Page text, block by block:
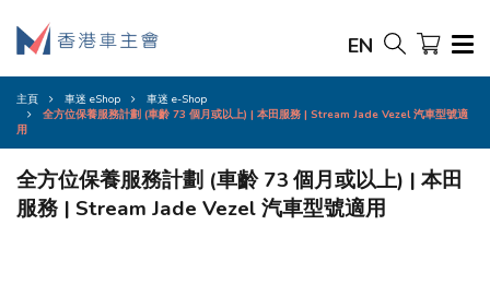
EN
主頁 車迷 eShop
車迷 e-Shop
全方位保養服務計劃 (車齡 73 個月或以上) | 本田服務 | Stream Jade Vezel 汽車型號適
用
全方位保養服務計劃 (車齡 73 個月或以上) | 本田
服務 | Stream Jade Vezel 汽車型號適用